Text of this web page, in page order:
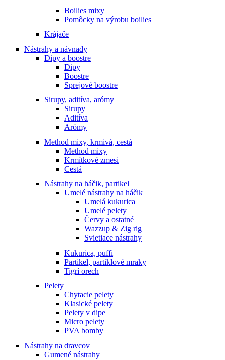
Boilies mixy
Pomôcky na výrobu boilies
Krájače
Nástrahy a návnady
Dipy a boostre
Dipy
Boostre
Sprejové boostre
Sirupy, aditíva, arómy
Sirupy
Aditíva
Arómy
Method mixy, krmivá, cestá
Method mixy
Krmítkové zmesi
Cestá
Nástrahy na háčik, partikel
Umelé nástrahy na háčik
Umelá kukurica
Umelé pelety
Červy a ostatné
Wazzup & Zig rig
Svietiace nástrahy
Kukurica, puffi
Partikel, partiklové mraky
Tigrí orech
Pelety
Chytacie pelety
Klasické pelety
Pelety v dipe
Micro pelety
PVA bomby
Nástrahy na dravcov
Gumené nástrahy